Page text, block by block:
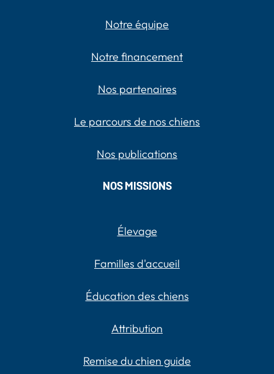
Notre équipe
Notre financement
Nos partenaires
Le parcours de nos chiens
Nos publications
NOS MISSIONS
Élevage
Familles d'accueil
Éducation des chiens
Attribution
Remise du chien guide